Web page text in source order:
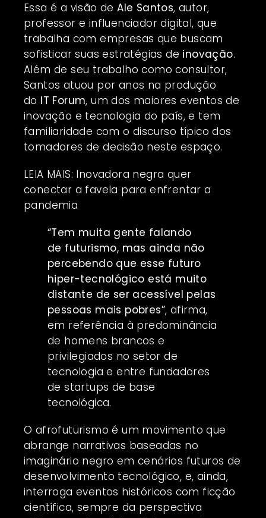
Essa é a visão deAle Santos, autor,
professor e influenciador digital, que
trabalha com empresas que buscam
sofisticar suas estratégias de inovação.
Além de seu trabalho como consultor,
Santos atuou por anos na produção
do IT Forum, um dos maiores eventos de
inovação e tecnologia do país, e tem
familiaridade com o discurso típico dos
tomadores de decisão neste espaço.
LEIA MAIS: Inovadora negra quer
conectar a favela para enfrentar a
pandemia
“Tem muita gente falando
de futurismo, mas ainda não
percebendo que esse futuro
hiper-tecnológico está muito
distante de ser acessível pelas
pessoas mais pobres”, afirma,
em referência à predominância
de homens brancos e
privilegiados no setor de
tecnologia e entre fundadores
de startups de base
tecnológica.
O afrofuturismo é um movimento que
abrange narrativas baseadas no
imaginário negro em cenários futuros de
desenvolvimento tecnológico, e, ainda,
interroga eventos históricos com ficção
científica, sempre da perspectiva